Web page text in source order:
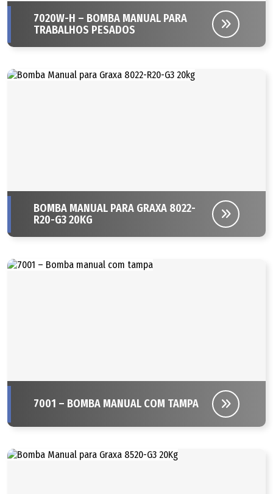
7020W-H – BOMBA MANUAL PARA
TRABALHOS PESADOS
BOMBA MANUAL PARA GRAXA 8022-
R20-G3 20KG
7001 – BOMBA MANUAL COM TAMPA